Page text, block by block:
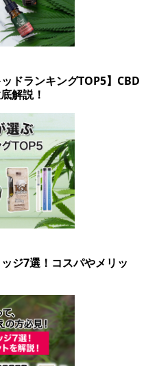
ドランキングTOP5】CBD
解説！
ジ7選！コスパやメリッ